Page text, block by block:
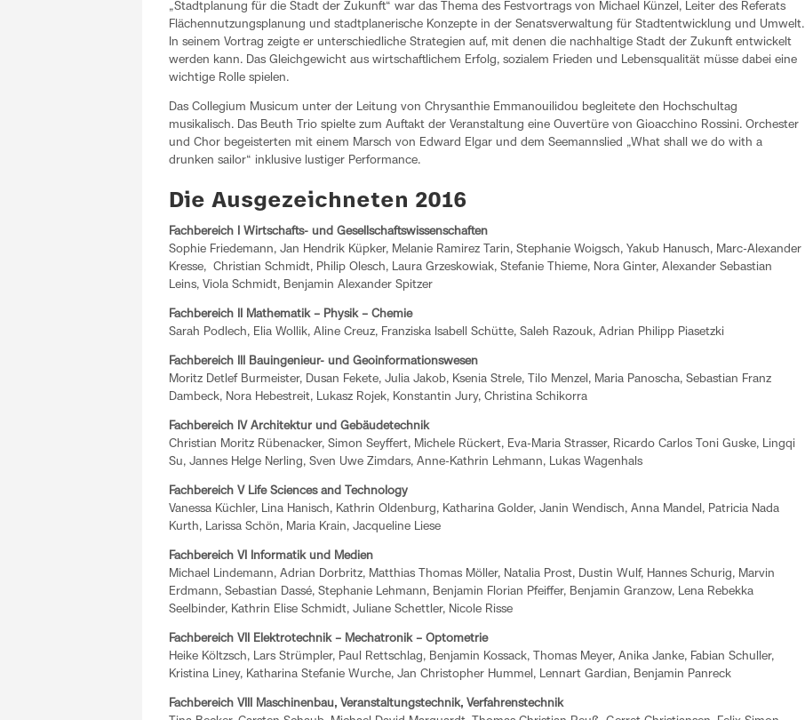
„Stadtplanung für die Stadt der Zukunft“ war das Thema des Festvortrags von Michael Künzel, Leiter des Referats
Flächennutzungsplanung und stadtplanerische Konzepte in der Senatsverwaltung für Stadtentwicklung und Umwelt.
In seinem Vortrag zeigte er unterschiedliche Strategien auf, mit denen die nachhaltige Stadt der Zukunft entwickelt
werden kann. Das Gleichgewicht aus wirtschaftlichem Erfolg, sozialem Frieden und Lebensqualität müsse dabei eine
wichtige Rolle spielen.
Das Collegium Musicum unter der Leitung von Chrysanthie Emmanouilidou begleitete den Hochschultag
musikalisch. Das Beuth Trio spielte zum Auftakt der Veranstaltung eine Ouvertüre von Gioacchino Rossini. Orchester
und Chor begeisterten mit einem Marsch von Edward Elgar und dem Seemannslied „What shall we do with a
drunken sailor“ inklusive lustiger Performance.
Die Ausgezeichneten 2016
Fachbereich I Wirtschafts- und Gesellschaftswissenschaften
Sophie Friedemann, Jan Hendrik Küpker, Melanie Ramirez Tarin, Stephanie Woigsch, Yakub Hanusch, Marc-Alexander
Kresse, Christian Schmidt, Philip Olesch, Laura Grzeskowiak, Stefanie Thieme, Nora Ginter, Alexander Sebastian
Leins, Viola Schmidt, Benjamin Alexander Spitzer
Fachbereich II Mathematik – Physik – Chemie
Sarah Podlech, Elia Wollik, Aline Creuz, Franziska Isabell Schütte, Saleh Razouk, Adrian Philipp Piasetzki
Fachbereich III Bauingenieur- und Geoinformationswesen
Moritz Detlef Burmeister, Dusan Fekete, Julia Jakob, Ksenia Strele, Tilo Menzel, Maria Panoscha, Sebastian Franz
Dambeck, Nora Hebestreit, Lukasz Rojek, Konstantin Jury, Christina Schikorra
Fachbereich IV Architektur und Gebäudetechnik
Christian Moritz Rübenacker, Simon Seyffert, Michele Rückert, Eva-Maria Strasser, Ricardo Carlos Toni Guske, Lingqi
Su, Jannes Helge Nerling, Sven Uwe Zimdars, Anne-Kathrin Lehmann, Lukas Wagenhals
Fachbereich V Life Sciences and Technology
Vanessa Küchler, Lina Hanisch, Kathrin Oldenburg, Katharina Golder, Janin Wendisch, Anna Mandel, Patricia Nada
Kurth, Larissa Schön, Maria Krain, Jacqueline Liese
Fachbereich VI Informatik und Medien
Michael Lindemann, Adrian Dorbritz, Matthias Thomas Möller, Natalia Prost, Dustin Wulf, Hannes Schurig, Marvin
Erdmann, Sebastian Dassé, Stephanie Lehmann, Benjamin Florian Pfeiffer, Benjamin Granzow, Lena Rebekka
Seelbinder, Kathrin Elise Schmidt, Juliane Schettler, Nicole Risse
Fachbereich VII Elektrotechnik – Mechatronik – Optometrie
Heike Költzsch, Lars Strümpler, Paul Rettschlag, Benjamin Kossack, Thomas Meyer, Anika Janke, Fabian Schuller,
Kristina Liney, Katharina Stefanie Wurche, Jan Christopher Hummel, Lennart Gardian, Benjamin Panreck
Fachbereich VIII Maschinenbau, Veranstaltungstechnik, Verfahrenstechnik